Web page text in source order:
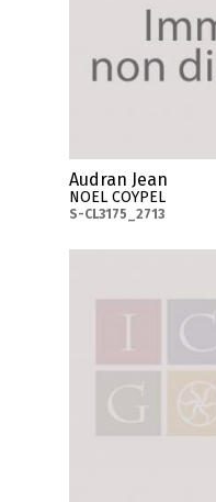
Audran Jean
NOEL COYPEL
S-CL3175_2713